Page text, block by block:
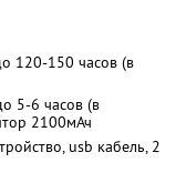
120-150 часов (в
5-6 часов (в
2100мАч
usb кабель, 2